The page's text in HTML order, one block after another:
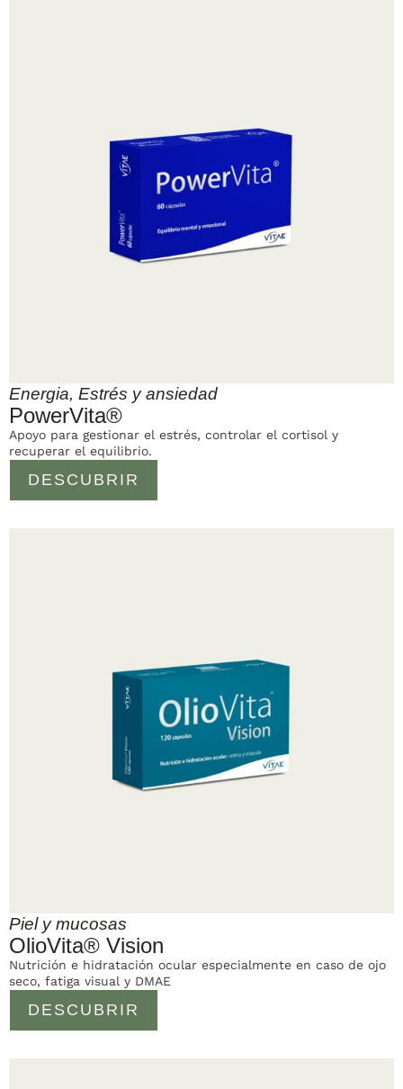
Energia, Estrés y ansiedad
PowerVita®
DESCUBRIR
Apoyo para gestionar el estrés, controlar el cortisol y
recuperar el equilibrio.
Piel y mucosas
OlioVita® Vision
DESCUBRIR
Nutrición e hidratación ocular especialmente en caso de ojo
seco, fatiga visual y DMAE